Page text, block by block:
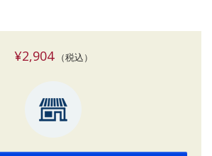
¥2,904（税込）